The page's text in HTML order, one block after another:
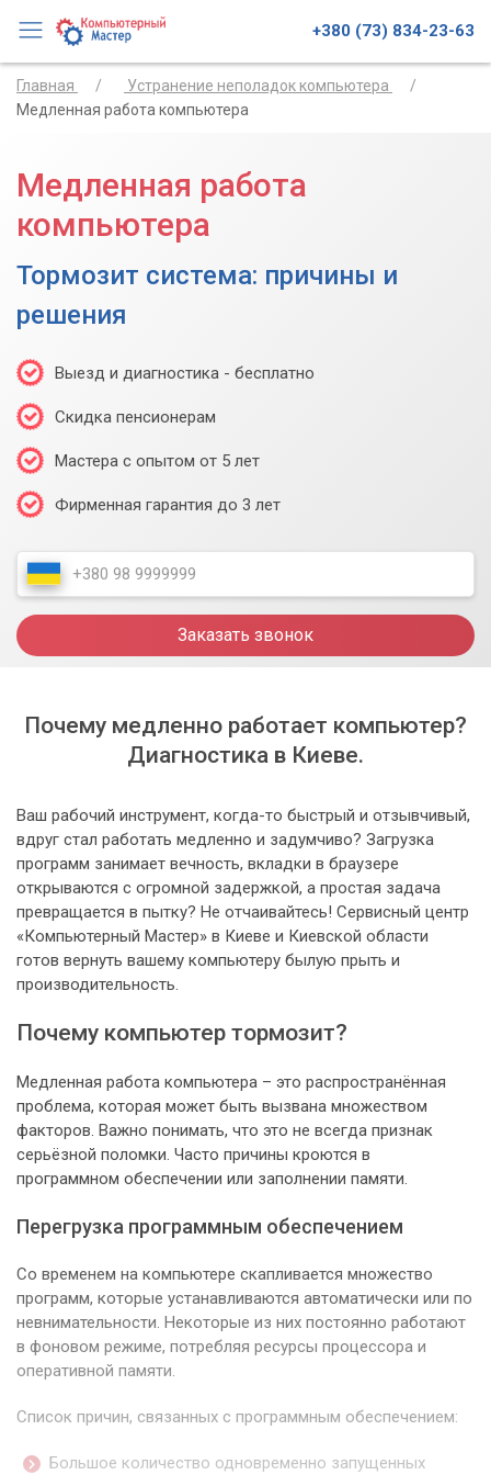
+380 (73) 834-23-63
Главная
Устранение неполадок компьютера
Медленная работа компьютера
Медленная работа
компьютера
Тормозит система: причины и
решения
Выезд и диагностика - бесплатно
Скидка пенсионерам
Мастера с опытом от 5 лет
Фирменная гарантия до 3 лет
Заказать звонок
Почему медленно работает компьютер?
Диагностика в Киеве.
Ваш рабочий инструмент, когда-то быстрый и отзывчивый,
вдруг стал работать медленно и задумчиво? Загрузка
программ занимает вечность, вкладки в браузере
открываются с огромной задержкой, а простая задача
превращается в пытку? Не отчаивайтесь! Сервисный центр
«Компьютерный Мастер» в Киеве и Киевской области
готов вернуть вашему компьютеру былую прыть и
производительность.
Почему компьютер тормозит?
Медленная работа компьютера – это распространённая
проблема, которая может быть вызвана множеством
факторов. Важно понимать, что это не всегда признак
серьёзной поломки. Часто причины кроются в
программном обеспечении или заполнении памяти.
Перегрузка программным обеспечением
Со временем на компьютере скапливается множество
программ, которые устанавливаются автоматически или по
невнимательности. Некоторые из них постоянно работают
в фоновом режиме, потребляя ресурсы процессора и
оперативной памяти.
Список причин, связанных с программным обеспечением:
Большое количество одновременно запущенных